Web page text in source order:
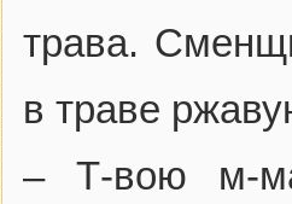
трава.
в траве
– Т-вою м-